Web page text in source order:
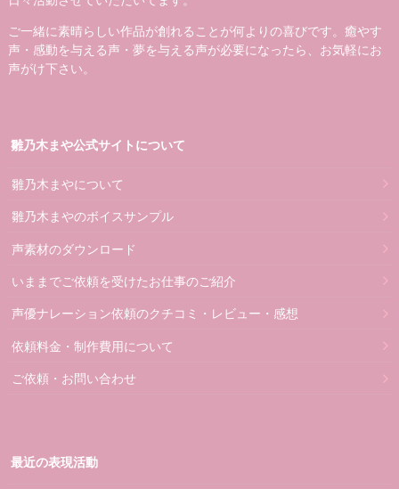
ご一緒に素晴らしい作品が創れることが何よりの喜びです。癒やす
声・感動を与える声・夢を与える声が必要になったら、お気軽にお
声がけ下さい。
雛乃木まや公式サイトについて
雛乃木まやについて
雛乃木まやのボイスサンプル
声素材のダウンロード
いままでご依頼を受けたお仕事のご紹介
声優ナレーション依頼のクチコミ・レビュー・感想
依頼料金・制作費用について
ご依頼・お問い合わせ
最近の表現活動